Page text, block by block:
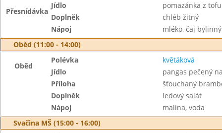
Přesnídávka
Jídlo
pomazánka z
Doplněk
chléb žitný
Nápoj
mléko, čaj bylinný
Oběd (11:00 - 14:00)
Oběd
Polévka
květáková
Jídlo
pangas pečený
Příloha
šťouchaný
Doplněk
ledový salát
Nápoj
malina, voda
Svačina MŠ (15:00 - 16:00)